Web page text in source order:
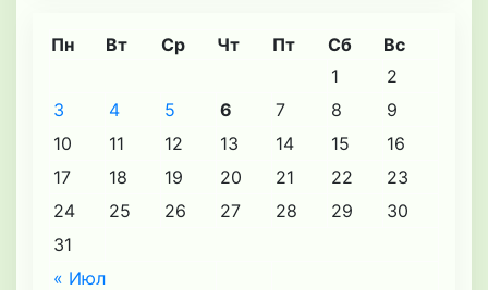
Пн Вт Ср Чт Пт Сб Вс
« Июл
1
2
3
4 5 6 7 8
9
10
11 12 13 14 15
16
17
18 19 20 21 22
23
24
25 26 27 28 29
30
31